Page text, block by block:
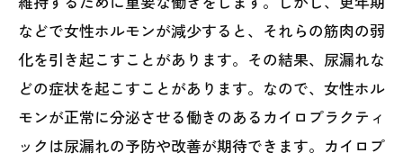
などで女性ホルモンが減少すると、それらの筋肉の弱
化を引き起こすことがあります。その結果、尿漏れな
どの症状を起こすことがあります。なので、女性ホル
モンが正常に分泌させる働きのあるカイロプラクティ
ックは尿漏れの予防や改善が期待できます。カイロプ